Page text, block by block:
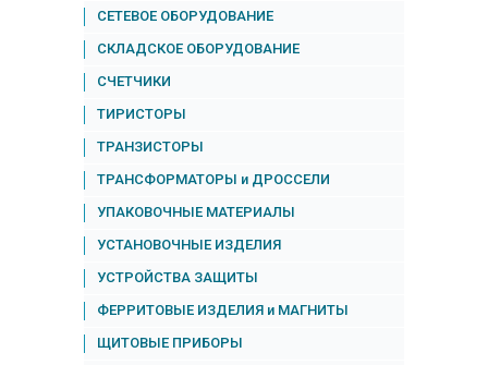
СЕТЕВОЕ ОБОРУДОВАНИЕ
СКЛАДСКОЕ ОБОРУДОВАНИЕ
СЧЕТЧИКИ
ТИРИСТОРЫ
ТРАНЗИСТОРЫ
ТРАНСФОРМАТОРЫ и ДРОССЕЛИ
УПАКОВОЧНЫЕ МАТЕРИАЛЫ
УСТАНОВОЧНЫЕ ИЗДЕЛИЯ
УСТРОЙСТВА ЗАЩИТЫ
ФЕРРИТОВЫЕ ИЗДЕЛИЯ и МАГНИТЫ
ЩИТОВЫЕ ПРИБОРЫ